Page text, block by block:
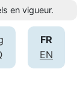
en vigueur.
FR
EN